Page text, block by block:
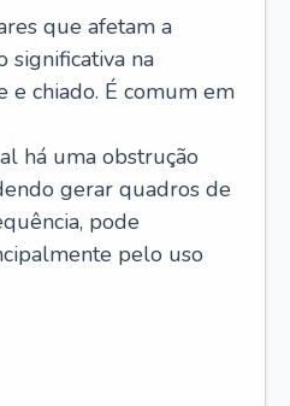
que afetam a
significativa na
e chiado. É comum em
há uma obstrução
gerar quadros de
pode
pelo uso